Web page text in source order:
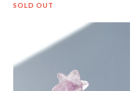
SOLD OUT